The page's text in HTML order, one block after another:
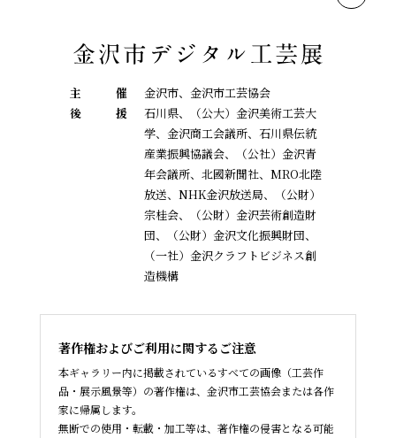
主 催
金沢市、金沢市工芸協会
後
援
石川県、（公大）金沢美術工芸大
学、金沢商工会議所、石川県伝統
産業振興協議会、
（公社）金沢青
年会議所、北國新聞社、MRO北陸
放送、NHK金沢放送局、（公財）
宗桂会、
（公財）金沢芸術創造財
団、（公財）金沢文化振興財団、
（一社）金沢クラフトビジネス創
造機構
著作権およびご利用に関するご注意
本ギャラリー内に掲載されているすべての画像（工芸作
品・展示風景等）の著作権は、金沢市工芸協会または各作
家に帰属します。
無断での使用・転載・加工等は、著作権の侵害となる可能